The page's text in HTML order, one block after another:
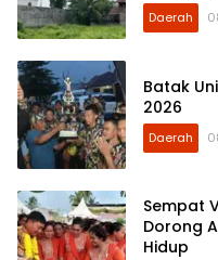
Daerah
Batak
2026
Daerah
Sempat
Dorong
Hidup